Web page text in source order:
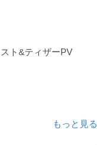
ト&ティザーPV
もっと見る